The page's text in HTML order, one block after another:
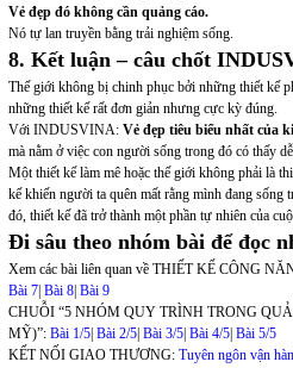
Vẻ đẹp đó không cần quảng cáo.
Nó tự lan truyền bằng trải nghiệm sống.
8. Kết luận – câu chốt
Thế giới không bị chinh phục bởi những thiết kế
những thiết kế rất đơn giản nhưng cực kỳ đúng.
Với INDUSVINA: Vẻ đẹp tiêu biểu nhất của
mà nằm ở việc con người sống trong đó có thấy
Một thiết kế làm mê hoặc thế giới không phải là
kế khiến người ta quên mất rằng mình đang
đó, thiết kế đã trở thành một phần tự nhiên của
Đi sâu theo nhóm bài để đọc
Xem các bài liên quan về THIẾT KẾ CÔNG
Bài 7| Bài 8| Bài 9
CHUỖI “5 NHÓM QUY TRÌNH TRONG
MỸ)”: Bài 1/5| Bài 2/5| Bài 3/5| Bài 4/5| Bài 5/5
KẾT NỐI GIAO THƯƠNG: Tuyên ngôn vận